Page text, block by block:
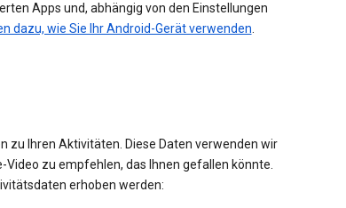
Apps und, abhängig von den Einstellungen
dazu, wie Sie Ihr Android-Gerät verwenden.
zu Ihren Aktivitäten. Diese Daten verwenden wir
Video zu empfehlen, das Ihnen gefallen könnte.
erhoben werden: